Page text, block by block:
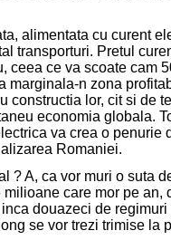
alimentata cu curent
transporturi. Pretul
ceea ce va scoate cam
marginala-n zona
constructia lor, cit si de
economia globala.
va crea o penurie
Romaniei.
? A, ca vor muri o suta
care mor pe an,
douazeci de
se vor trezi trimise la